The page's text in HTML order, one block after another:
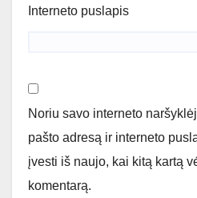
Interneto puslapis
Noriu savo interneto
pašto adresą ir interneto
įvesti iš naujo, kai kitą kartą
komentarą.